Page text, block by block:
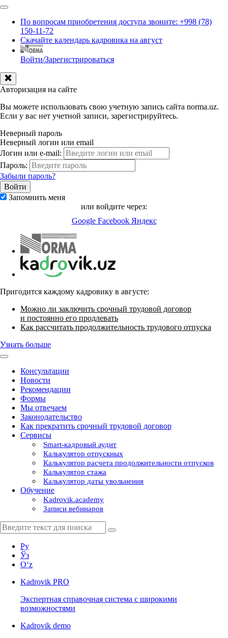
По вопросам приобретения доступа звоните: +998 (78)
150-11-72
Скачайте календарь кадровика на август
Войти/Зарегистрироваться
Авторизация на сайте
Вы можете использовать свою учетную запись сайта norma.uz.
Если у вас нет учетной записи, зарегистрируйтесь.
Неверный пароль
Неверный логин или email
Логин или e-mail:
Пароль:
Забыли пароль?
Запомнить меня
или войдите через:
Google Facebook Яндекс
Пригодится каждому кадровику в августе:
Можно ли заключить срочный трудовой договор
и постоянно его продлевать
Как рассчитать продолжительность трудового отпуска
Узнать больше
Консультации
Новости
Рекомендации
Формы
Мы отвечаем
Законодательство
Как прекратить срочный трудовой договор
Сервисы
Smart-кадровый аудит
Калькулятор отпускных
Калькулятор расчета продолжительности отпусков
Калькулятор стажа
Калькулятор даты увольнения
Обучение
Kadrovik.academy
Записи вебинаров
Ру
Ўз
Oʻz
Kadrovik PRO
Экспертная справочная система с широкими
возможностями
Kadrovik demo